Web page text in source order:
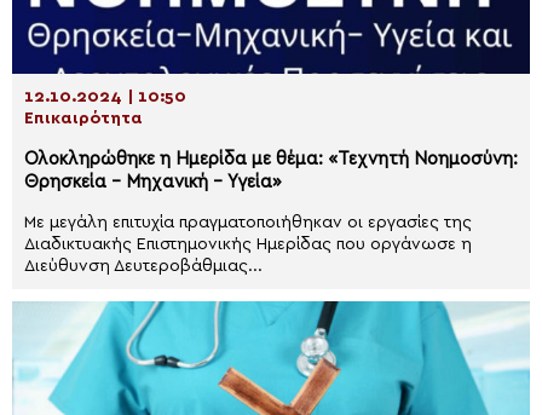
12.10.2024 | 10:50
Επικαιρότητα
Ολοκληρώθηκε η Ημερίδα με θέμα: «Τεχνητή Νοημοσύνη:
Θρησκεία – Μηχανική – Υγεία»
Με μεγάλη επιτυχία πραγματοποιήθηκαν οι εργασίες της
Διαδικτυακής Επιστημονικής Ημερίδας που οργάνωσε η
Διεύθυνση Δευτεροβάθμιας...